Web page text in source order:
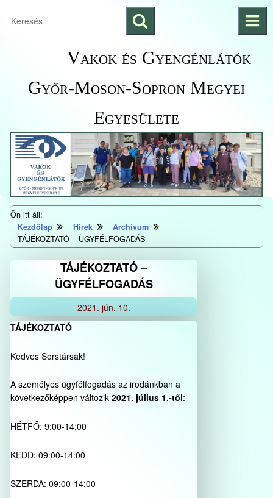
Ugrás a fő
KezdőlapraVakok és Gyengénlátók
Győr-Moson-Sopron Megyei
Egyesülete
Keresés
indítása
Ön itt áll:
Kezdőlap
Hírek
Archívum
TÁJÉKOZTATÓ – ÜGYFÉLFOGADÁS
TÁJÉKOZTATÓ –
ÜGYFÉLFOGADÁS
2021. jún. 10.
TÁJÉKOZTATÓ
Kedves Sorstársak!
A személyes ügyfélfogadás az irodánkban a
következőképpen változik 2021. július 1.-től:
HÉTFŐ: 9:00-14:00
KEDD: 09:00-14:00
SZERDA: 09:00-14:00